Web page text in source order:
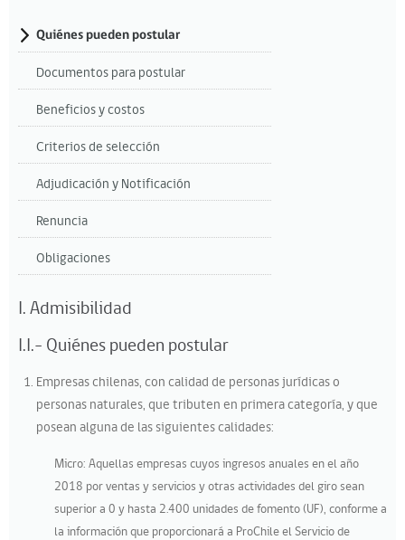
Quiénes pueden postular
Documentos para postular
Beneficios y costos
Criterios de selección
Adjudicación y Notificación
Renuncia
Obligaciones
I. Admisibilidad
I.I.- Quiénes pueden postular
Empresas chilenas, con calidad de personas jurídicas o
personas naturales, que tributen en primera categoría, y que
posean alguna de las siguientes calidades:
Micro: Aquellas empresas cuyos ingresos anuales en el año
2018 por ventas y servicios y otras actividades del giro sean
superior a 0 y hasta 2.400 unidades de fomento (UF), conforme a
la información que proporcionará a ProChile el Servicio de